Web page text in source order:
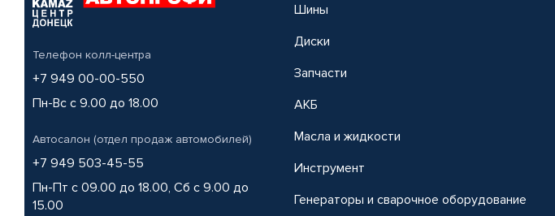
Телефон колл-центра
+7 949 00-00-550
Пн-Вс с 9.00 до 18.00
Автосалон (отдел продаж автомобилей)
+7 949 503-45-55
Пн-Пт с 09.00 до 18.00, Сб с 9.00 до
15.00
Шины
Диски
Запчасти
АКБ
Масла и жидкости
Инструмент
Генераторы и сварочное оборудование